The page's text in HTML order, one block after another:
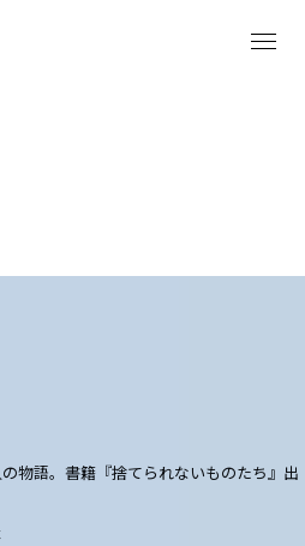
物語。書籍『捨てられないものたち』出